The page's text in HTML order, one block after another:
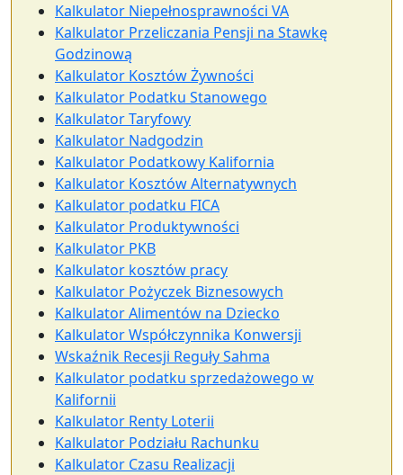
Kalkulator Niepełnosprawności VA
Kalkulator Przeliczania Pensji na Stawkę
Godzinową
Kalkulator Kosztów Żywności
Kalkulator Podatku Stanowego
Kalkulator Taryfowy
Kalkulator Nadgodzin
Kalkulator Podatkowy Kalifornia
Kalkulator Kosztów Alternatywnych
Kalkulator podatku FICA
Kalkulator Produktywności
Kalkulator PKB
Kalkulator kosztów pracy
Kalkulator Pożyczek Biznesowych
Kalkulator Alimentów na Dziecko
Kalkulator Współczynnika Konwersji
Wskaźnik Recesji Reguły Sahma
Kalkulator podatku sprzedażowego w
Kalifornii
Kalkulator Renty Loterii
Kalkulator Podziału Rachunku
Kalkulator Czasu Realizacji